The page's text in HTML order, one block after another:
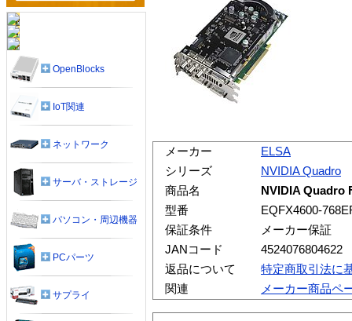
メーカー
ELSA
シリーズ
NVIDIA Quadro
商品名
NVIDIA Quadro
型番
EQFX4600-
保証条件
メーカー保証
JANコード
4524076804622
返品について
特定商取引法に
関連
メーカー商品ペ
OpenBlocks
IoT関連
ネットワーク
サーバ・ストレージ
パソコン・周辺機器
PCパーツ
サプライ